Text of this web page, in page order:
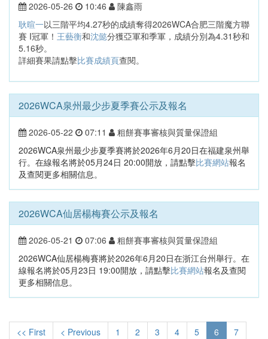
2026-05-26 10:46
陳鑫雨
耿暄一以三階平均4.27秒的成績奪得2026WCA合肥三階魔方聯
賽 I冠軍！ 王藝衡和沈懿分獲亞軍和季軍，成績分別為4.31秒和
5.16秒。
詳細賽果請點擊比賽成績頁查閱。
2026WCA泉州最少步夏季賽公示及報名
2026-05-22 07:11
粗餅賽事審核與質量保證組
2026WCA泉州最少步夏季賽將於2026年6月20日在福建泉州舉
行。在線報名將於05月24日 20:00開放，請點擊比賽網站報名
及查閱更多相關信息。
2026WCA仙居楊梅賽公示及報名
2026-05-21 07:06
粗餅賽事審核與質量保證組
2026WCA仙居楊梅賽將於2026年6月20日在浙江台州舉行。在
線報名將於05月23日 19:00開放，請點擊比賽網站報名及查閱
更多相關信息。
<< First < Previous 1 2 3 4 5 6
7